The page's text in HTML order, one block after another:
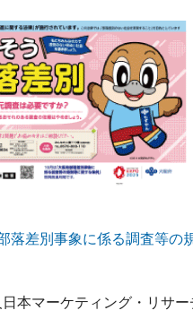
落差別事象に係る調査等の
本マーケティング・リサ